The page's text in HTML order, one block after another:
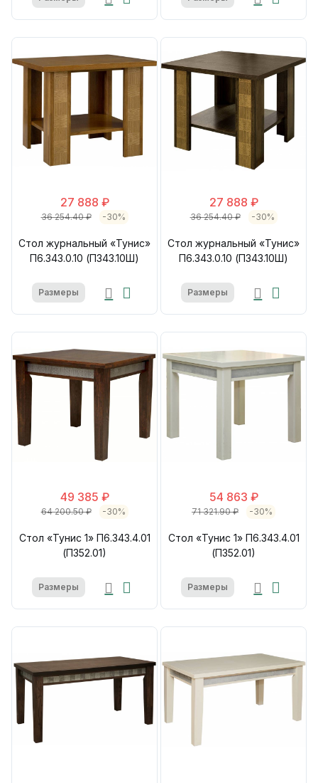
27 888 ₽
36 254.40 ₽ -30%
Стол журнальный «Тунис»
П6.343.0.10 (П343.10Ш)
Размеры
27 888 ₽
36 254.40 ₽ -30%
Стол журнальный «Тунис»
П6.343.0.10 (П343.10Ш)
Размеры
49 385 ₽
64 200.50 ₽ -30%
Стол «Тунис 1» П6.343.4.01
(П352.01)
Размеры
54 863 ₽
71 321.90 ₽ -30%
Стол «Тунис 1» П6.343.4.01
(П352.01)
Размеры